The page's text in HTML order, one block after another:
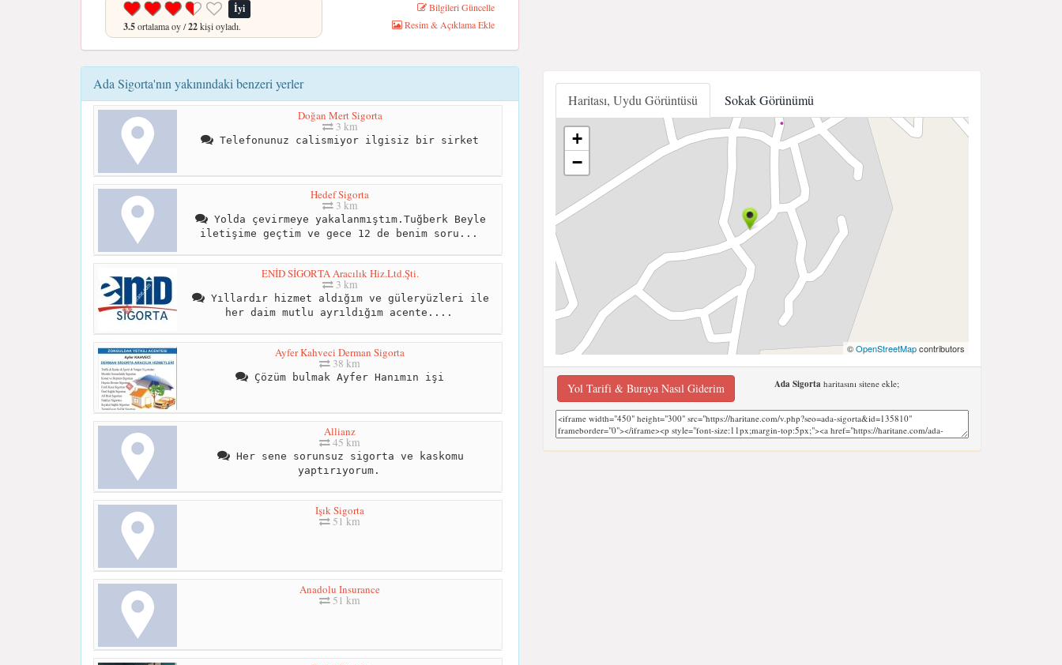
İyi
3.5ortalama oy /22kişi oyladı.
Bilgileri Güncelle
Resim & Açıklama Ekle
Ada Sigorta'nın yakınındaki benzeri yerler
Doğan Mert Sigorta
3 km
Telefonunuz calismiyor ilgisiz bir sirket
Hedef Sigorta
3 km
Yolda çevirmeye yakalanmıştım.Tuğberk Beyle
iletişime geçtim ve gece 12 de benim soru...
ENİD SİGORTA Aracılık Hiz.Ltd.Şti.
3 km
Yıllardır hizmet aldığım ve güleryüzleri ile
her daim mutlu ayrıldığım acente....
Ayfer Kahveci Derman Sigorta
38 km
Çözüm bulmak Ayfer Hanımın işi
Allianz
45 km
Her sene sorunsuz sigorta ve kaskomu
yaptırıyorum.
Işık Sigorta
51 km
Anadolu Insurance
51 km
Haritası, Uydu Görüntüsü Sokak Görünümü
+
−
©OpenStreetMapcontributors
Yol Tarifi & Buraya Nasıl Giderim Ada Sigorta haritasını sitene ekle;